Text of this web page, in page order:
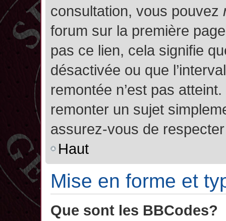
consultation, vous pouvez
forum sur la première
pas ce lien, cela signifie
désactivée ou que
remontée n’est pas
remonter un sujet
assurez-vous de
Haut
Mise en forme et
Que sont les BBCodes?